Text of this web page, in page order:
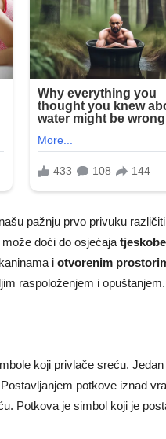
pažnju prvo privuku
doći do osjećaja tjeskobe
i otvorenim
raspoloženjem i opuštanjem.
koji privlače sreću.
potkove iznad
Potkova je simbol koji je